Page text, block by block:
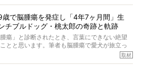
タグラムを覗くと、たくさんのフレブルアカウ
ーされていて、わが『FRENCH BULLDOG
のnicoやトーラスも、その中の一頭。
んに、フレブルの魅力を語っていただきまし
ヒ愛っぷりは、思ってた以上！ ガチ中のガチ
歳で脳腫瘍を発症し「4年7ヶ月間」生
チブルドッグ・桃太郎の奇跡と軌跡
瘍」と診断されたとき、言葉にできない絶望
とと思います。筆者も脳腫瘍で愛犬が旅立っ
だからこそ、どれほど厄介で困難な病気かを理取材